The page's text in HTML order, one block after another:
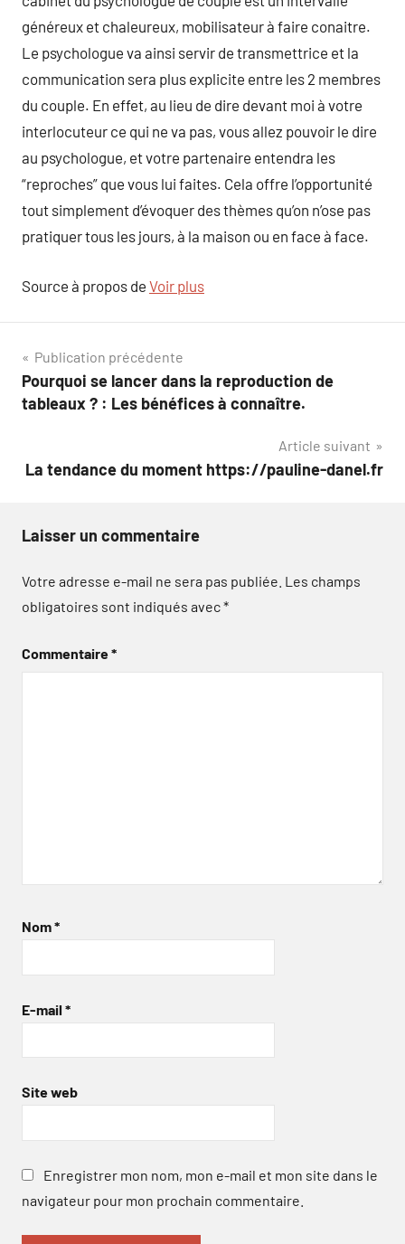
généreux et chaleureux, mobilisateur à faire conaitre.
Le psychologue va ainsi servir de transmettrice et la
communication sera plus explicite entre les 2 membres
du couple. En effet, au lieu de dire devant moi à votre
interlocuteur ce qui ne va pas, vous allez pouvoir le dire
au psychologue, et votre partenaire entendra les
“reproches” que vous lui faites. Cela offre l’opportunité
tout simplement d’évoquer des thèmes qu’on n’ose pas
pratiquer tous les jours, à la maison ou en face à face.
Source à propos de Voir plus
Navigation
de
Publication précédente
Pourquoi se lancer dans la reproduction de
tableaux ? : Les bénéfices à connaître.
Article suivant
La tendance du moment https://pauline-danel.fr
Laisser un commentaire
Votre adresse e-mail ne sera pas publiée. Les champs
obligatoires sont indiqués avec*
Commentaire*
Nom*
E-mail *
Site web
Enregistrer mon nom, mon e-mail et mon site dans le
navigateur pour mon prochain commentaire.